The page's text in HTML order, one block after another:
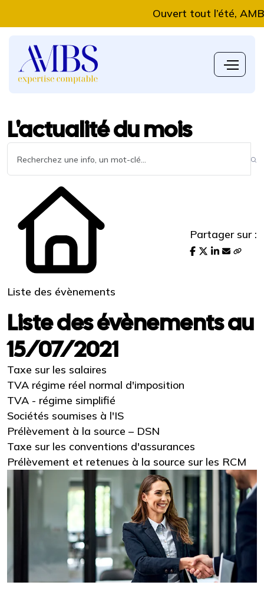
Ouvert tout l’été, AMBS
L'actualité du mois
Liste des évènements
Partager sur :
Liste des évènements au
15/07/2021
Taxe sur les salaires
TVA régime réel normal d'imposition
TVA - régime simplifié
Sociétés soumises à l'IS
Prélèvement à la source – DSN
Taxe sur les conventions d'assurances
Prélèvement et retenues à la source sur les RCM